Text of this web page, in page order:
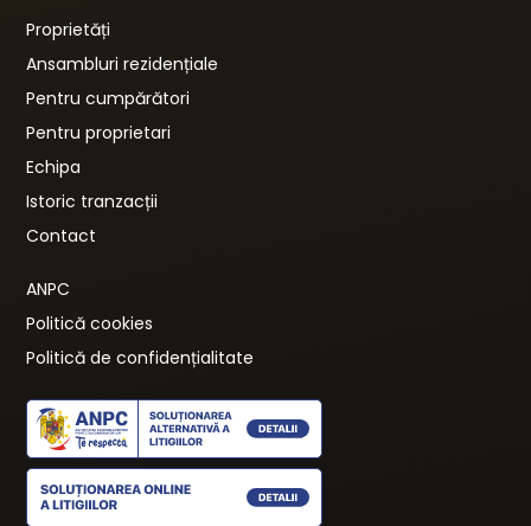
Proprietăți
Ansambluri rezidențiale
Pentru cumpărători
Pentru proprietari
Echipa
Istoric tranzacții
Contact
ANPC
Politică cookies
Politică de confidențialitate